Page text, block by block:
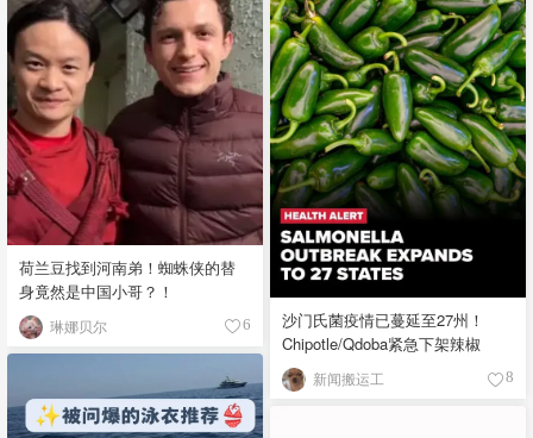
荷兰豆找到河南弟！蜘蛛侠的替
身竟然是中国小哥？！
琳娜贝尔 6
沙门氏菌疫情已蔓延至27州！
Chipotle/Qdoba紧急下架辣椒
新闻搬运工 8